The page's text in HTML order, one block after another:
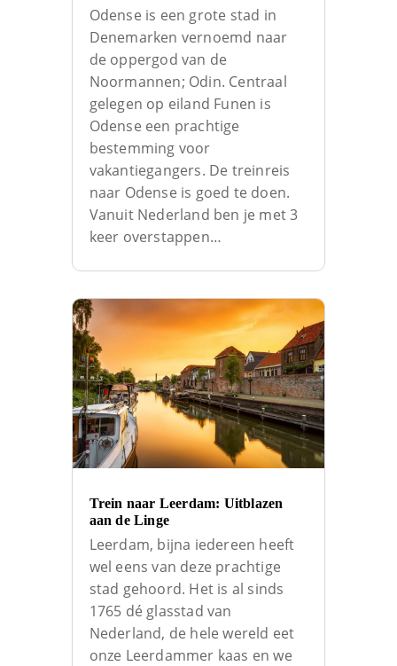
Odense is een grote stad in
Denemarken vernoemd naar
de oppergod van de
Noormannen; Odin. Centraal
gelegen op eiland Funen is
Odense een prachtige
bestemming voor
vakantiegangers. De treinreis
naar Odense is goed te doen.
Vanuit Nederland ben je met 3
keer overstappen…
Trein naar Leerdam: Uitblazen
aan de Linge
Leerdam, bijna iedereen heeft
wel eens van deze prachtige
stad gehoord. Het is al sinds
1765 dé glasstad van
Nederland, de hele wereld eet
onze Leerdammer kaas en we